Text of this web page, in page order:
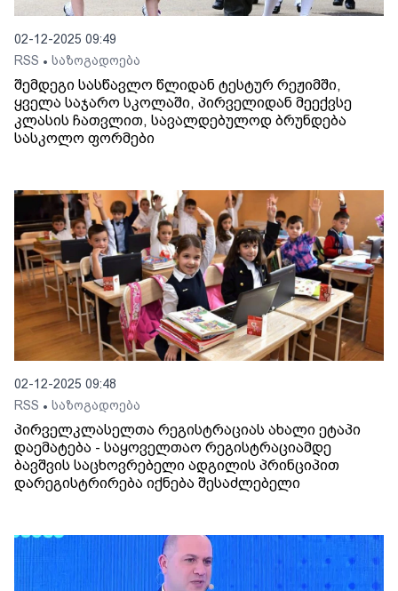
02-12-2025 09:49
RSS • საზოგადოება
შემდეგი სასწავლო წლიდან ტესტურ რეჟიმში,
ყველა საჯარო სკოლაში, პირველიდან მეექვსე
კლასის ჩათვლით, სავალდებულოდ ბრუნდება
სასკოლო ფორმები
02-12-2025 09:48
RSS • საზოგადოება
პირველკლასელთა რეგისტრაციას ახალი ეტაპი
დაემატება - საყოველთაო რეგისტრაციამდე
ბავშვის საცხოვრებელი ადგილის პრინციპით
დარეგისტრირება იქნება შესაძლებელი